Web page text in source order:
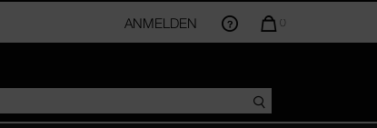
ANMELDEN
DIE
BETRÄGT
0